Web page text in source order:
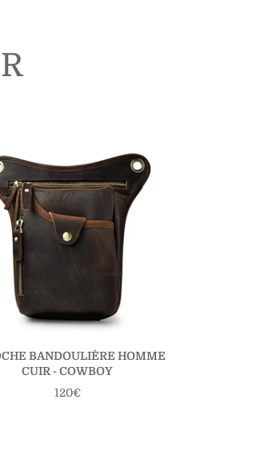
BANDOULIÈRE HOMME
CUIR - COWBOY
Prix
120€